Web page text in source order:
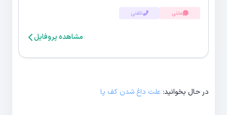
متنی تلفنی
مشاهده پروفایل
در حال بخوانید:علت داغ شدن کف پا